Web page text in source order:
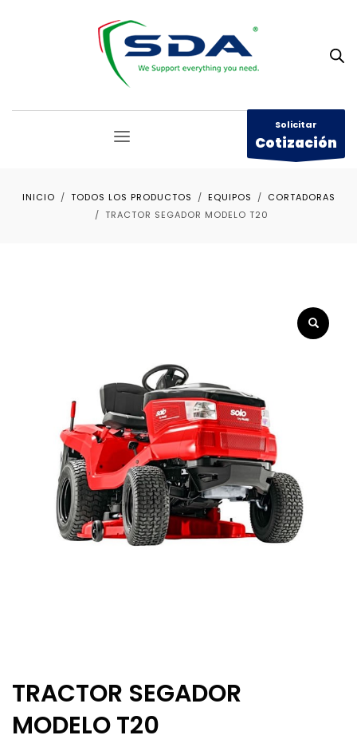
Solicitar
Cotización
INICIO TODOS LOS PRODUCTOS EQUIPOS
CORTADORAS
TRACTOR SEGADOR MODELO T20
TRACTOR SEGADOR
MODELO T20